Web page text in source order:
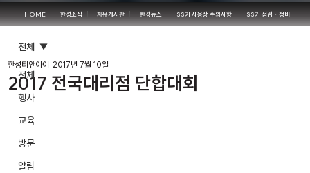
HOME 한성소식 자유게시판 한성뉴스 SS기 사용상 주의사항 SS기 점검・정비
전체
행사
교육
방문
알림
전체
2017 전국대리점 단합대회
한성티앤아이 2017년 7월 10일